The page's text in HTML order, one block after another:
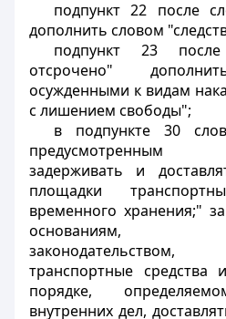
подпункт 22 после
дополнить словом
подпункт 23
отсрочено"
осужденными к видам
с лишением свободы";
в подпункте 30
предусмотренным
задерживать и
площадки
временного хранения;"
основаниям,
транспортные средства
порядке,
внутренних дел,